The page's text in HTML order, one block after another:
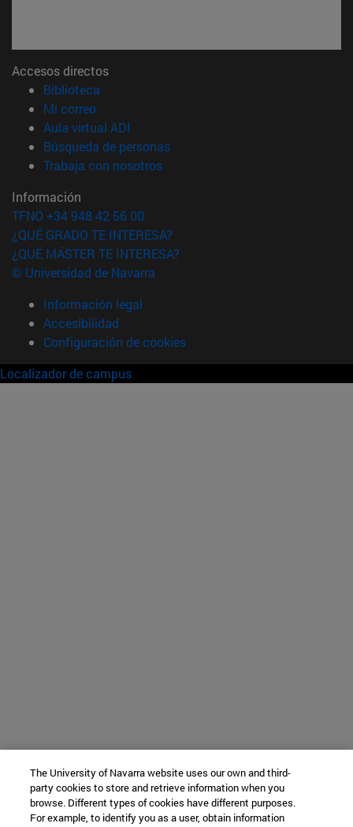
Accesos directos
Biblioteca
Mi correo(abre en nueva ventana)
Aula virtual ADI
Búsqueda de personas(abre en nueva ventana)
Trabaja con nosotros(abre en nueva ventana)
Información
TFNO +34 948 42 56 00
¿QUÉ GRADO TE INTERESA?
¿QUÉ MÁSTER TE INTERESA?
© Universidad de Navarra
Información legal
Accesibilidad
Configuración de cookies
Localizador de campus
The University of Navarra website uses our own and third-
party cookies to store and retrieve information when you
browse. Different types of cookies have different purposes.
For example, to identify you as a user, obtain information